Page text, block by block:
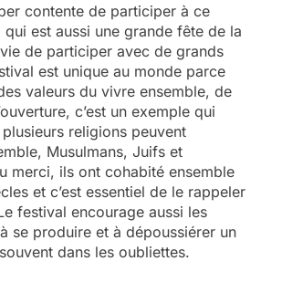
contente de participer à ce
est aussi une grande fête de la
de participer avec de grands
est unique au monde parce
valeurs du vivre ensemble, de
c’est un exemple qui
religions peuvent
Musulmans, Juifs et
merci, ils ont cohabité ensemble
et c’est essentiel de le rappeler
festival encourage aussi les
se produire et à dépoussiérer un
dans les oubliettes.